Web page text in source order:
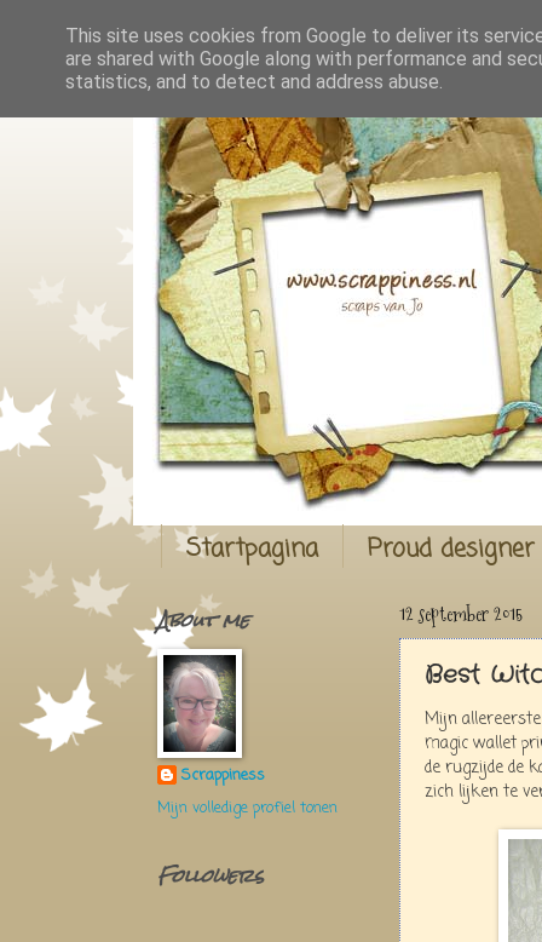
Startpagina Proud
12 september 2015
Best
Mijn
magic wallet
de rugzijde de
zich lijken te
About me
Scrappiness
Mijn volledige profiel tonen
Followers
This site uses cookies from Google to deliver its
are shared with Google along with performance and
statistics, and to detect and address abuse.